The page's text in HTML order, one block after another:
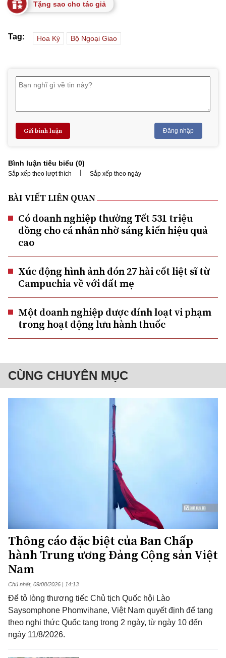
Tặng sao cho tác giả
Tag: Hoa Kỳ Bộ Ngoại Giao
Gửi bình luận Đăng nhập
Bình luận tiêu biểu (0)
Sắp xếp theo lượt thích | Sắp xếp theo ngày
BÀI VIẾT LIÊN QUAN
Có doanh nghiệp thưởng Tết 531 triệu
đồng cho cá nhân nhờ sáng kiến hiệu quả
cao
Xúc động hình ảnh đón 27 hài cốt liệt sĩ từ
Campuchia về với đất mẹ
Một doanh nghiệp dược dính loạt vi phạm
trong hoạt động lưu hành thuốc
CÙNG CHUYÊN MỤC
Thông cáo đặc biệt của Ban Chấp
hành Trung ương Đảng Cộng sản Việt
Nam
Chủ nhật, 09/08/2026 | 14:13
Để tỏ lòng thương tiếc Chủ tịch Quốc hội Lào
Saysomphone Phomvihane, Việt Nam quyết định để tang
theo nghi thức Quốc tang trong 2 ngày, từ ngày 10 đến
ngày 11/8/2026.